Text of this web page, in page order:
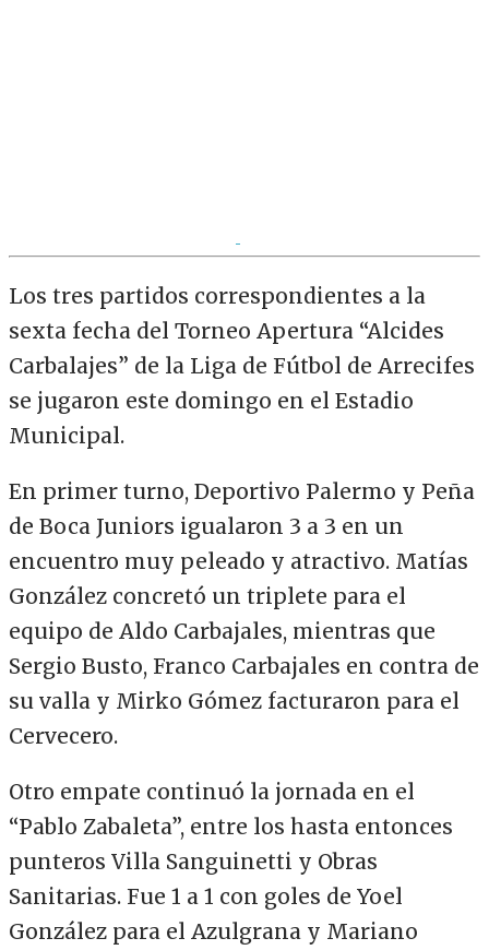
Los tres partidos correspondientes a la
sexta fecha del Torneo Apertura “Alcides
Carbalajes” de la Liga de Fútbol de Arrecifes
se jugaron este domingo en el Estadio
Municipal.
En primer turno, Deportivo Palermo y Peña
de Boca Juniors igualaron 3 a 3 en un
encuentro muy peleado y atractivo. Matías
González concretó un triplete para el
equipo de Aldo Carbajales, mientras que
Sergio Busto, Franco Carbajales en contra de
su valla y Mirko Gómez facturaron para el
Cervecero.
Otro empate continuó la jornada en el
“Pablo Zabaleta”, entre los hasta entonces
punteros Villa Sanguinetti y Obras
Sanitarias. Fue 1 a 1 con goles de Yoel
González para el Azulgrana y Mariano